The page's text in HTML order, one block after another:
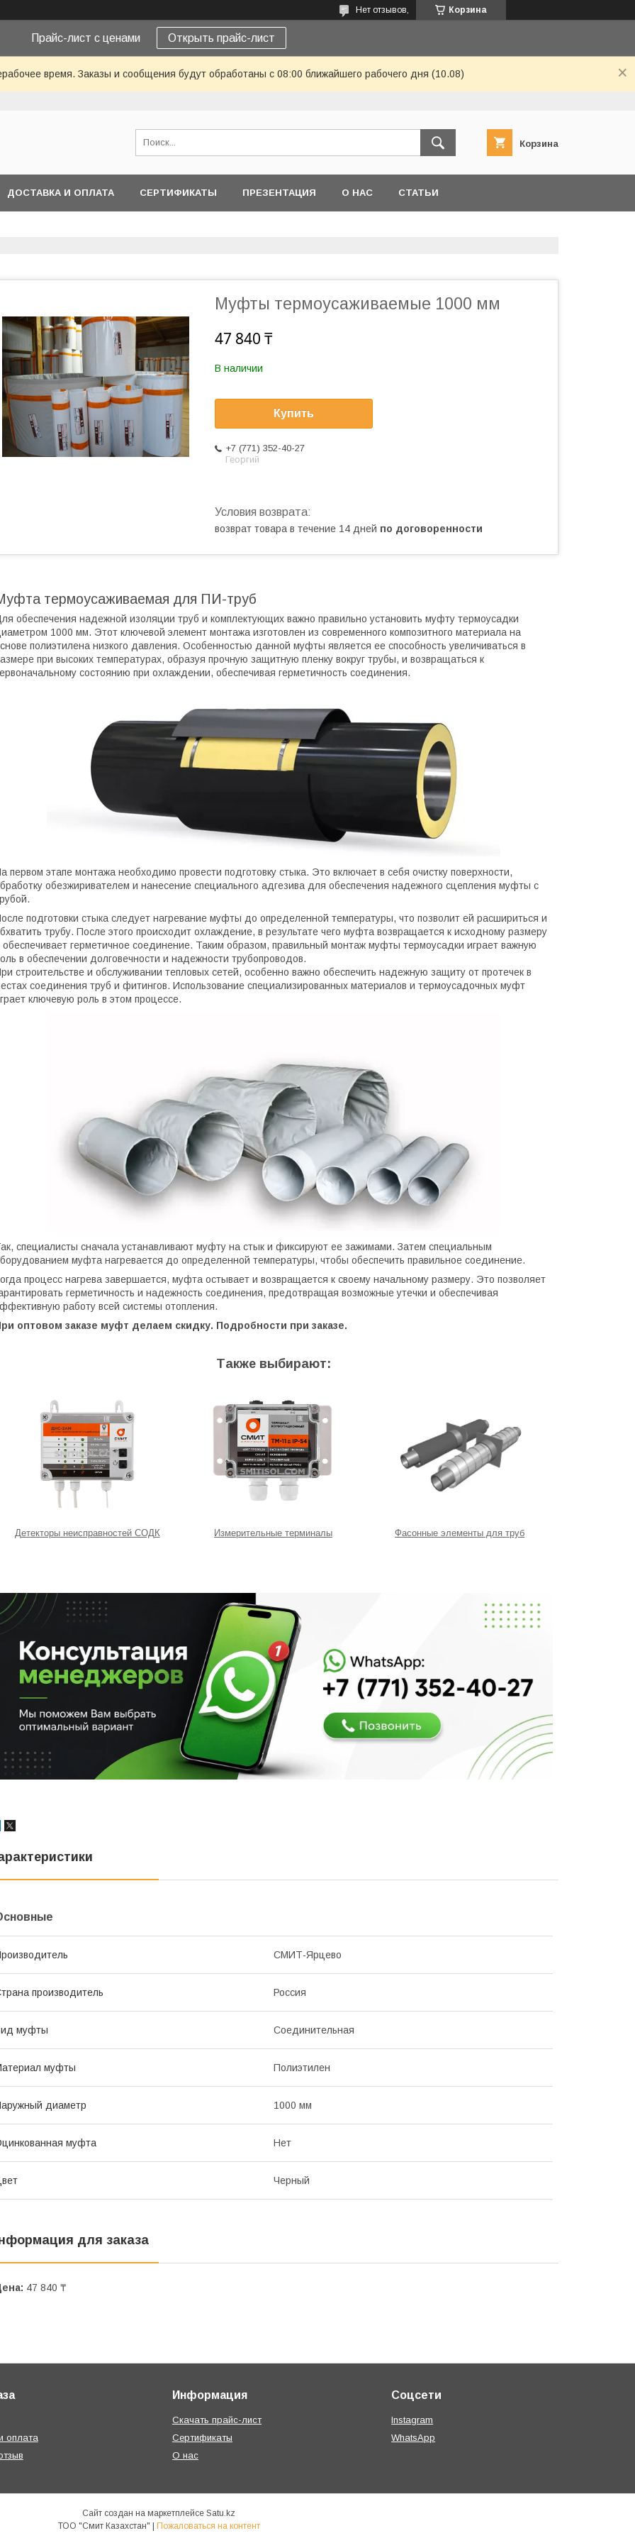
Корзина
Нет отзывов,
Прайс-лист с ценами Открыть прайс-лист
время. Заказы и сообщения будут обработаны с 08:00 ближайшего рабочего дня (10.08)
Корзина
ДОСТАВКА И ОПЛАТА СЕРТИФИКАТЫ ПРЕЗЕНТАЦИЯ О НАС СТАТЬИ
Муфты термоусаживаемые 1000 мм
47 840 ₸
В наличии
Купить
+7 (771) 352-40-27
Георгий
возврат товара в течение 14 дней по договоренности
термоусаживаемая для ПИ-труб
обеспечения надежной изоляции труб и комплектующих важно правильно установить муфту термоусадки
1000 мм. Этот ключевой элемент монтажа изготовлен из современного композитного материала на
полиэтилена низкого давления. Особенностью данной муфты является ее способность увеличиваться в
при высоких температурах, образуя прочную защитную пленку вокруг трубы, и возвращаться к
состоянию при охлаждении, обеспечивая герметичность соединения.
первом этапе монтажа необходимо провести подготовку стыка. Это включает в себя очистку поверхности,
обезжиривателем и нанесение специального адгезива для обеспечения надежного сцепления муфты с
подготовки стыка следует нагревание муфты до определенной температуры, что позволит ей расшириться и
трубу. После этого происходит охлаждение, в результате чего муфта возвращается к исходному размеру
обеспечивает герметичное соединение. Таким образом, правильный монтаж муфты термоусадки играет важную
в обеспечении долговечности и надежности трубопроводов.
строительстве и обслуживании тепловых сетей, особенно важно обеспечить надежную защиту от протечек в
соединения труб и фитингов. Использование специализированных материалов и термоусадочных муфт
ключевую роль в этом процессе.
специалисты сначала устанавливают муфту на стык и фиксируют ее зажимами. Затем специальным
муфта нагревается до определенной температуры, чтобы обеспечить правильное соединение.
процесс нагрева завершается, муфта остывает и возвращается к своему начальному размеру. Это позволяет
герметичность и надежность соединения, предотвращая возможные утечки и обеспечивая
работу всей системы отопления.
оптовом заказе муфт делаем скидку. Подробности при заказе.
Также выбирают:
Детекторы неисправностей СОДК Измерительные терминалы Фасонные элементы для труб
СМИТ-Ярцево
производитель Россия
муфты Соединительная
муфты Полиэтилен
диаметр 1000 мм
муфта Нет
Черный
для заказа
47 840 ₸
оплата
Информация
Скачать прайс-лист
Сертификаты
О нас
Соцсети
Instagram
WhatsApp
Сайт создан на маркетплейсе Satu.kz
Пожаловаться на контент